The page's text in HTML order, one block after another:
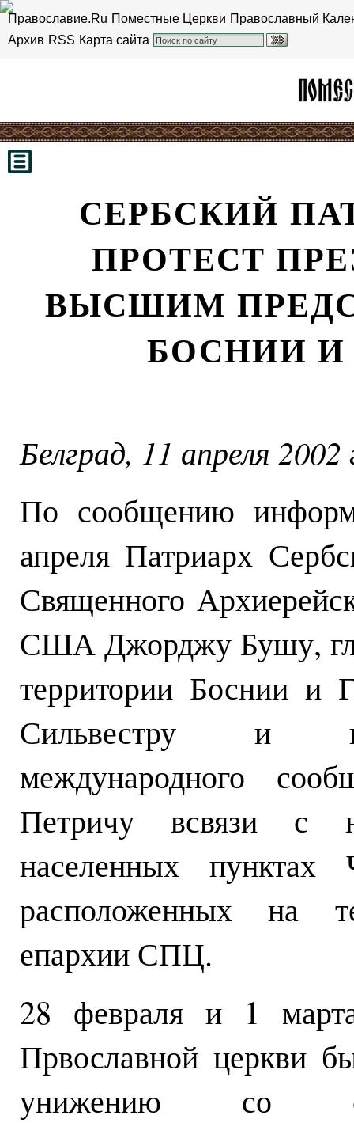
Православие.Ru Поместные Церкви Православный
Архив RSS Карта сайта
СЕРБСКИЙ
ПРОТЕСТ
ВЫСШИМ
БОСНИИ И
Белград, 11 апреля 2002
По сообщению
апреля Патриарх
Священного
США Джорджу Бушу,
территории Боснии и
Сильвестру и
международного
Петричу всвязи с
населенных
расположенных на
епархии СПЦ.
28 февраля и 1
Првославной церкви
унижению со